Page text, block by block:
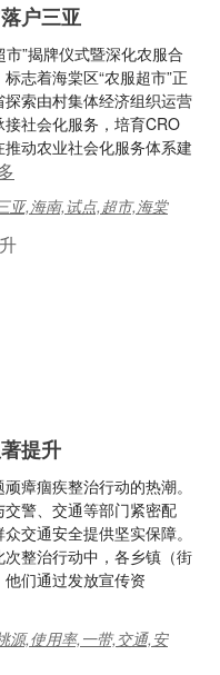
户三亚
”揭牌仪式暨深化农服合
志着海棠区“农服超市”正
索由村集体经济组织运营
社会化服务，培育CRO
动农业社会化服务体系建
亚,海南,试点,超市,海棠
提升
瘴痼疾整治行动的热潮。
警、交通等部门紧密配
交通安全提供坚实保障。
整治行动中，各乡镇（街
们通过发放宣传资
源,使用率,一带,交通,安